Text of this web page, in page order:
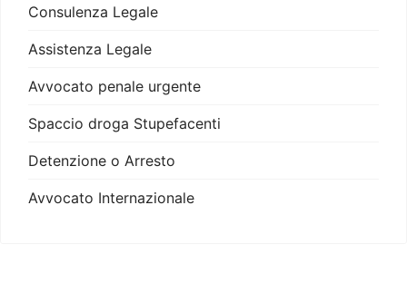
Consulenza Legale
Assistenza Legale
Avvocato penale urgente
Spaccio droga Stupefacenti
Detenzione o Arresto
Avvocato Internazionale